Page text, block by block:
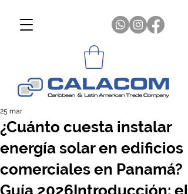
¿Cuánto cuesta instalar
energía solar en edificios
comerciales en Panamá?
25 mar